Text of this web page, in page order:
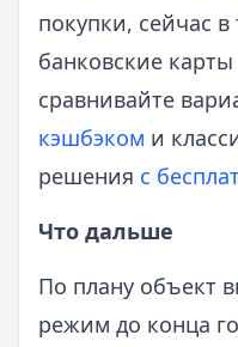
покупки, сейчас в
банковские
сравнивайте
кэшбэком и
решения с
Что дальше
По плану объект
режим до конца